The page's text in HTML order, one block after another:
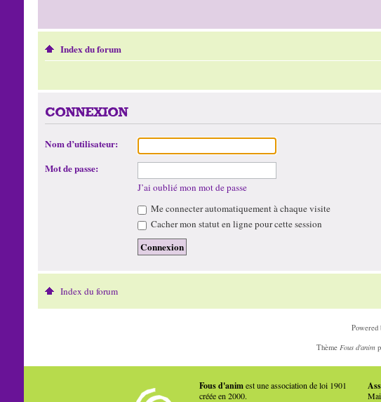
Index du forum
CONNEXION
Nom d’utilisateur:
Mot de passe:
J’ai oublié mon mot de passe
Me connecter automatiquement à chaque visite
Cacher mon statut en ligne pour cette session
Index du forum
Powered
Thème Fous d'anim
Fous d'animest une association de loi 1901
créée en 2000.